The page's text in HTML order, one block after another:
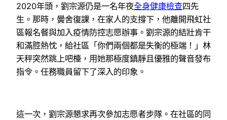
2020年頭，劉宗源仍是一名年夜全身健康檢查四先
生。那時，黌舍復課，在家人的支撐下，他離開飛虹社
區報名餐與加入疫情防控志愿辦事。劉宗源的結壯肯干
和滿腔熱忱，給社區「你們兩個都是失衡的極端！」林
天秤突然跳上吧檯，用她那極度鎮靜且優雅的聲音發布
指令。任務職員留下了深入的印象。
這一次，劉宗源懇求再次參加志愿者步隊。在社區的同